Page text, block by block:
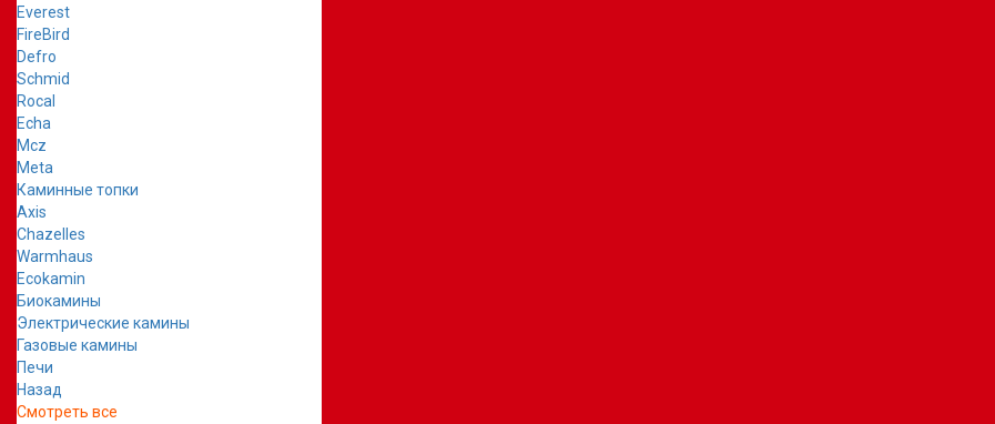
Everest
FireBird
Defro
Schmid
Rocal
Echa
Mcz
Meta
Каминные топки
Axis
Chazelles
Warmhaus
Ecokamin
Биокамины
Электрические камины
Газовые камины
Печи
Назад
Смотреть все